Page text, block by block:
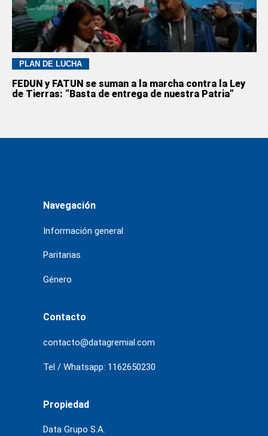
PLAN DE LUCHA
FEDUN y FATUN se suman a la marcha contra la Ley
de Tierras: “Basta de entrega de nuestra Patria”
Navegación
Información general
Paritarias
Género
Contacto
contacto@datagremial.com
Tel / Whatsapp: 1162650230
Propiedad
Data Grupo S.A.